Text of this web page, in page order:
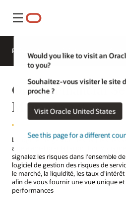
Menu
Would you like to visit an
to you?
Souhaitez-vous visiter le site
proche ?
Visit Oracle United States
See this page for a different
Présentation
Oracle Financial
Management
Le logiciel de gestion des risques des
aide à améliorer la façon dont vous
signalez les risques dans l'ensemble
logiciel de gestion des risques de
le marché, la liquidité, les taux
afin de vous fournir une vue unique et
performances